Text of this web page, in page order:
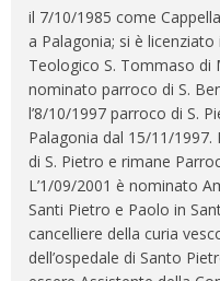
il 7/10/1985 come
a Palagonia; si è
Teologico S. Tommaso di
nominato parroco di S.
l’8/10/1997 parroco di S.
Palagonia dal 15/11/1997.
di S. Pietro e rimane
L’1/09/2001 è nominato
Santi Pietro e Paolo in
cancelliere della curia
dell’ospedale di Santo